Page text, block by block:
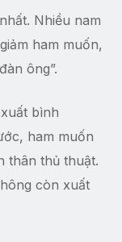
Nhiều nam
ham muốn,
ông”.
bình
ham muốn
thân thủ thuật.
còn xuất